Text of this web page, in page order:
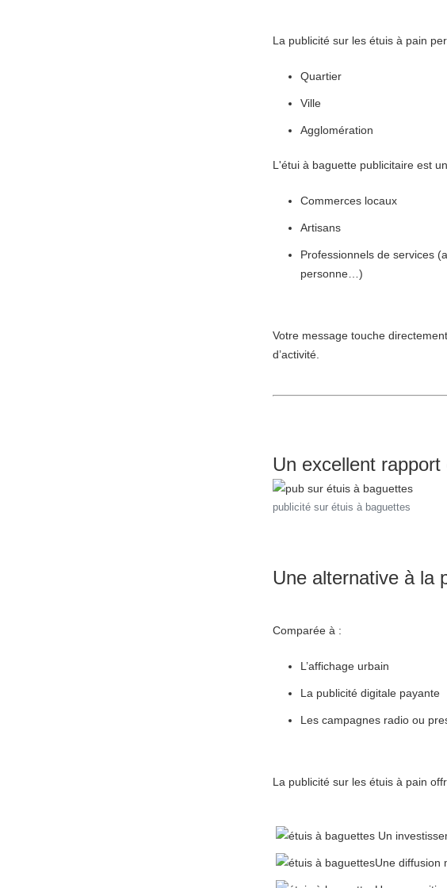
La publicité sur les étuis à pain
Quartier
Ville
Agglomération
L'étui à baguette publicitaire est
Commerces locaux
Artisans
Professionnels de services
personne…)
Votre message touche
d’activité.
Un excellent
publicité sur étuis à baguettes
Une alternative à la
Comparée à :
L’affichage urbain
La publicité digitale payante
Les campagnes radio ou
La publicité sur les étuis à pain
Un
Une diffusion